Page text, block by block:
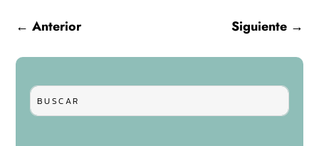
←Anterior Siguiente→